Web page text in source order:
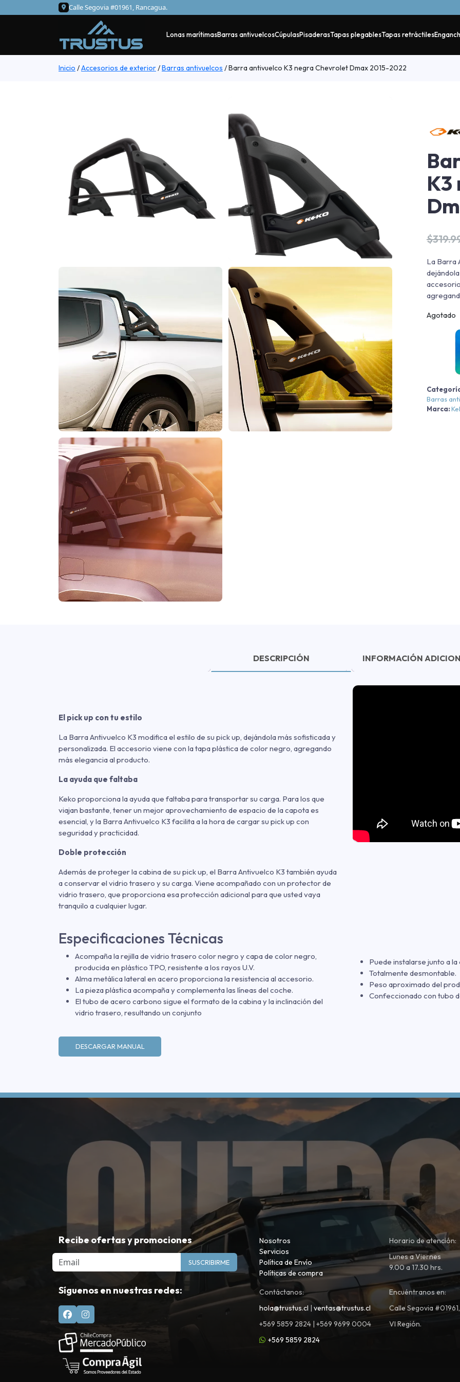
Calle Segovia #01961, Rancagua.
Lonas marítimasBarras antivuelcosCúpulasPisaderasTapas plegablesTapas retráctiles
Inicio /Accesorios de exterior/Barras antivuelcos /Barra antivuelco K3 negra Chevrolet Dmax 2015-2022
K3
$
La Barra
Agotado
Barras
Marca:
DESCRIPCIÓN INFORMACIÓN
El pick up con tu estilo
La Barra Antivuelco K3 modifica el estilo de su pick up, dejándola más sofisticada y
personalizada. El accesorio viene con la tapa plástica de color negro, agregando
más elegancia al producto.
La ayuda que faltaba
Keko proporciona la ayuda que faltaba para transportar su carga. Para los que
viajan bastante, tener un mejor aprovechamiento de espacio de la capota es
esencial, y la Barra Antivuelco K3 facilita a la hora de cargar su pick up con
seguridad y practicidad.
Doble protección
Además de proteger la cabina de su pick up, el Barra Antivuelco K3 también ayuda
a conservar el vidrio trasero y su carga. Viene acompañado con un protector de
vidrio trasero, que proporciona esa protección adicional para que usted vaya
tranquilo a cualquier lugar.
Especificaciones Técnicas
Acompaña la rejilla de vidrio trasero color negro y capa de color negro,
producida en plástico TPO, resistente a los rayos U.V.
Alma metálica lateral en acero proporciona la resistencia al accesorio.
La pieza plástica acompaña y complementa las líneas del coche.
El tubo de acero carbono sigue el formato de la cabina y la inclinación del
vidrio trasero, resultando un conjunto
DESCARGAR MANUAL
Puede instalarse junto a
Totalmente desmontable.
Peso aproximado del
Confeccionado con tubo
Recibe ofertas y promociones
Email SUSCRIBIRME
Síguenos en nuestras redes:
Nosotros
Servicios
Política de Envío
Políticas de compra
Horario de atención:
Lunes a Viernes
9.00 a 17.30 hrs.
Contáctanos:
hola@trustus.cl
ventas@trustus.cl
+569 5859 2824 | +569 9699 0004
+569 5859 2824
Encuéntranos en:
Calle Segovia
VI Región.